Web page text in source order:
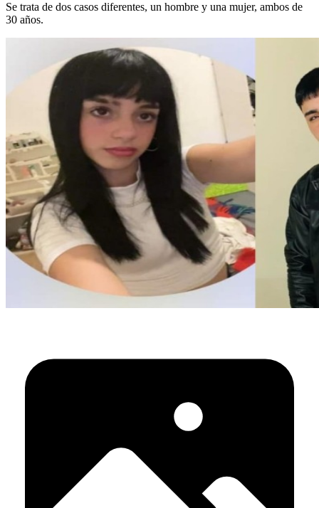
Se trata de dos casos diferentes, un hombre y una mujer, ambos de
30 años.